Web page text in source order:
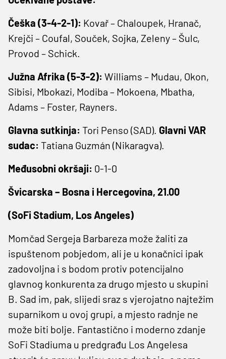
Češka (3-4-2-1): Kovař – Chaloupek, Hranač,
Krejči – Coufal, Souček, Sojka, Zeleny – Šulc,
Provod – Schick.
Južna Afrika (5-3-2): Williams – Mudau, Okon,
Sibisi, Mbokazi, Modiba – Mokoena, Mbatha,
Adams – Foster, Rayners.
Glavna sutkinja: Tori Penso (SAD). Glavni VAR
sudac: Tatiana Guzmán (Nikaragva).
Međusobni okršaji: 0-1-0
Švicarska – Bosna i Hercegovina, 21.00
(SoFi Stadium, Los Angeles)
Momčad Sergeja Barbareza može žaliti za
ispuštenom pobjedom, ali je u konačnici ipak
zadovoljna i s bodom protiv potencijalno
glavnog konkurenta za drugo mjesto u skupini
B. Sad im, pak, slijedi sraz s vjerojatno najtežim
suparnikom u ovoj grupi, a mjesto radnje ne
može biti bolje. Fantastično i moderno zdanje
SoFi Stadiuma u predgrađu Los Angelesa